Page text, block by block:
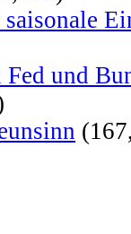
und